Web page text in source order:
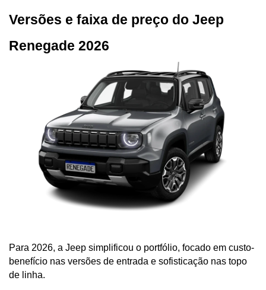
Versões e faixa de preço do Jeep
Renegade 2026
Para 2026, a Jeep simplificou o portfólio, focado em custo-
benefício nas versões de entrada e sofisticação nas topo
de linha.